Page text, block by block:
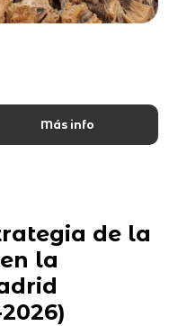
Más info
de la
la